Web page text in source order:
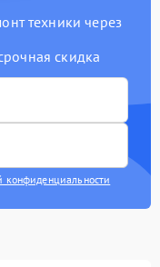
техники через
скидка
конфиденциальности